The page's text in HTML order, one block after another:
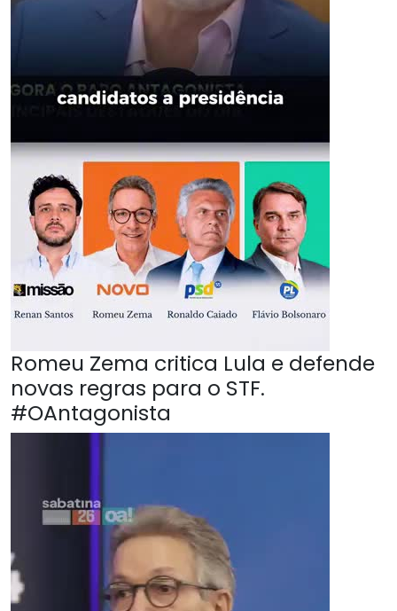
Romeu Zema critica Lula e defende
novas regras para o STF.
#OAntagonista